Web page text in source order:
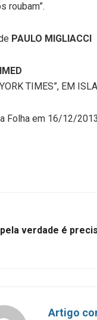
roubam”.
PAULO MIGLIACCI
TIMES”, EM
Folha em 16/12/2013
verdade é
Artigo